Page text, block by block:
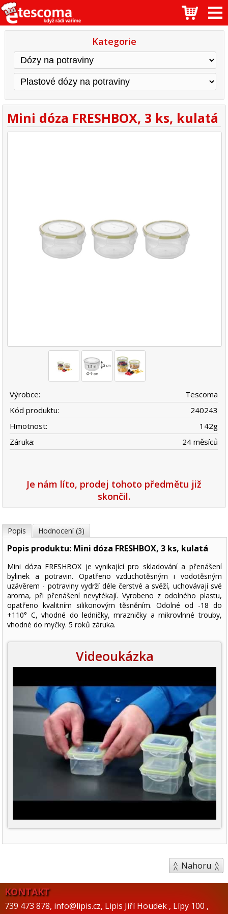
Kategorie
Mini dóza FRESHBOX, 3 ks, kulatá
Výrobce:
Tescoma
Kód produktu:
240243
Hmotnost:
142g
Záruka:
24 měsíců
Je nám líto, prodej tohoto předmětu již
skončil.
Popis Hodnocení (3)
Popis produktu: Mini dóza FRESHBOX, 3 ks, kulatá
Mini dóza FRESHBOX je vynikající pro skladování a přenášení
bylinek a potravin. Opatřeno vzduchotěsným i vodotěsným
uzávěrem - potraviny vydrží déle čerstvé a svěží, uchovávají své
aroma, při přenášení nevytékají. Vyrobeno z odolného plastu,
opatřeno kvalitním silikonovým těsněním. Odolné od -18 do
+110° C, vhodné do ledničky, mrazničky a mikrovlnné trouby,
vhodné do myčky. 5 roků záruka.
Videoukázka
Nahoru
KONTAKT
739 473 878, info@lipis.cz, Lipis Jiří Houdek , Lípy 100 ,